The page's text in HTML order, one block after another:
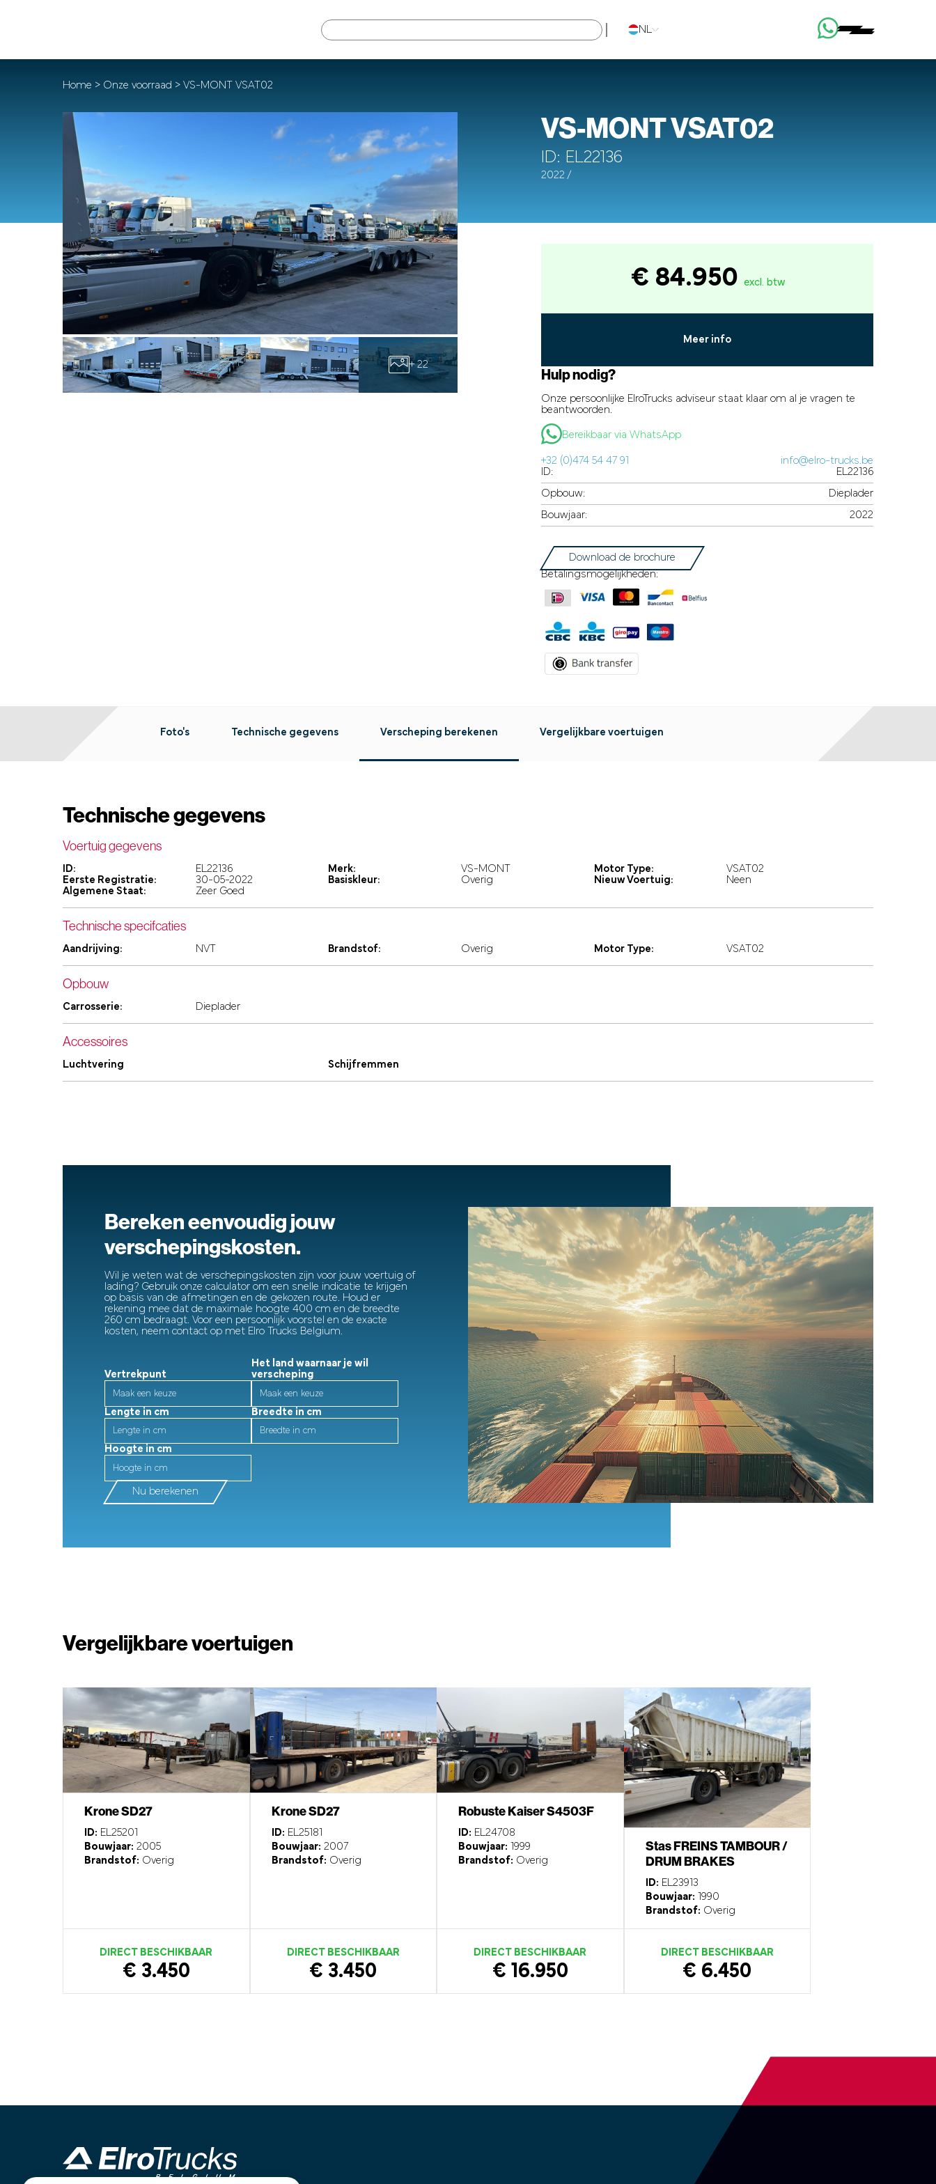
NL
VS-MONT VSAT02
ID: EL22136
2022 /
Home > Onze voorraad > VS-MONT VSAT02
+ 22
€ 84.950 excl. btw
Meer info
Hulp nodig?
Onze persoonlijke ElroTrucks adviseur staat klaar om al je vragen te
beantwoorden.
Bereikbaar via WhatsApp
+32 (0)474 54 47 91
info@elro-trucks.be
ID:
EL22136
Opbouw:
Dieplader
Bouwjaar:
2022
Download de brochure
Betalingsmogelijkheden:
Foto's Technische gegevens Verscheping berekenen Vergelijkbare voertuigen
Technische gegevens
Voertuig gegevens
ID: EL22136 Merk: VS-MONT Motor Type:
VSAT02
Eerste Registratie:
30-05-2022 Basiskleur: Overig Nieuw Voertuig:
Neen
Algemene Staat:
Zeer Goed
Technische specifcaties
Aandrijving: NVT Brandstof: Overig Motor Type: VSAT02
Opbouw
Carrosserie: Dieplader
Accessoires
Luchtvering Schijfremmen
Bereken eenvoudig jouw
verschepingskosten.
Wil je weten wat de verschepingskosten zijn voor jouw voertuig of
lading? Gebruik onze calculator om een snelle indicatie te krijgen
op basis van de afmetingen en de gekozen route. Houd er
rekening mee dat de maximale hoogte 400 cm en de breedte
260 cm bedraagt. Voor een persoonlijk voorstel en de exacte
kosten, neem contact op met Elro Trucks Belgium.
Vertrekpunt
Het land waarnaar je wil
verscheping
Lengte in cm Breedte in cm
Hoogte in cm
Nu berekenen
Vergelijkbare voertuigen
Krone SD27
ID: EL25201
Bouwjaar: 2005
Brandstof: Overig
DIRECT BESCHIKBAAR
€ 3.450
Krone SD27
ID: EL25181
Bouwjaar: 2007
Brandstof: Overig
DIRECT BESCHIKBAAR
€ 3.450
Robuste Kaiser S4503F
ID: EL24708
Bouwjaar: 1999
Brandstof: Overig
DIRECT BESCHIKBAAR
€ 16.950
Stas FREINS TAMBOUR /
DRUM BRAKES
ID: EL23913
Bouwjaar: 1990
Brandstof: Overig
DIRECT BESCHIKBAAR
€ 6.450